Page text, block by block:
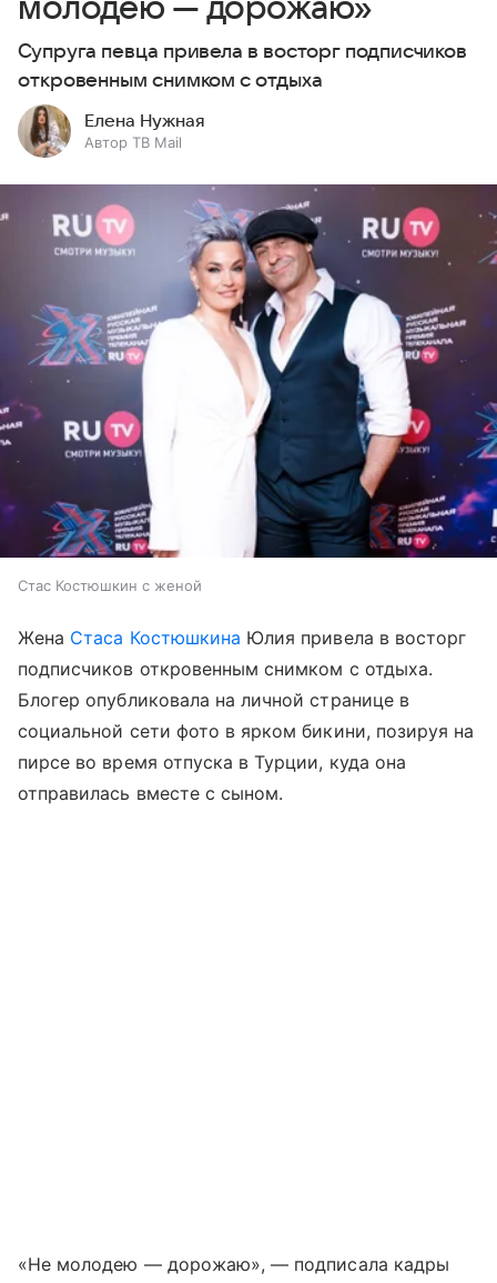
молодею — дорожаю»
Супруга певца привела в восторг подписчиков
откровенным снимком с отдыха
Елена Нужная
Автор ТВ Mail
Стас Костюшкин с женой
Жена Стаса Костюшкина Юлия привела в восторг
подписчиков откровенным снимком с отдыха.
Блогер опубликовала на личной странице в
социальной сети фото в ярком бикини, позируя на
пирсе во время отпуска в Турции, куда она
отправилась вместе с сыном.
«Не молодею — дорожаю», — подписала кадры